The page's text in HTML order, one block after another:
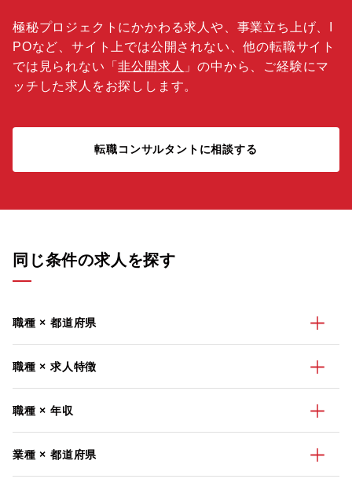
極秘プロジェクトにかかわる求人や、事業立ち上げ、I
POなど、サイト上では公開されない、他の転職サイト
では見られない「非公開求人 」の中から、ご経験にマ
ッチした求人をお探しします。
転職コンサルタントに相談する
同じ条件の求人を探す
職種 × 都道府県
職種 × 求人特徴
職種 × 年収
業種 × 都道府県